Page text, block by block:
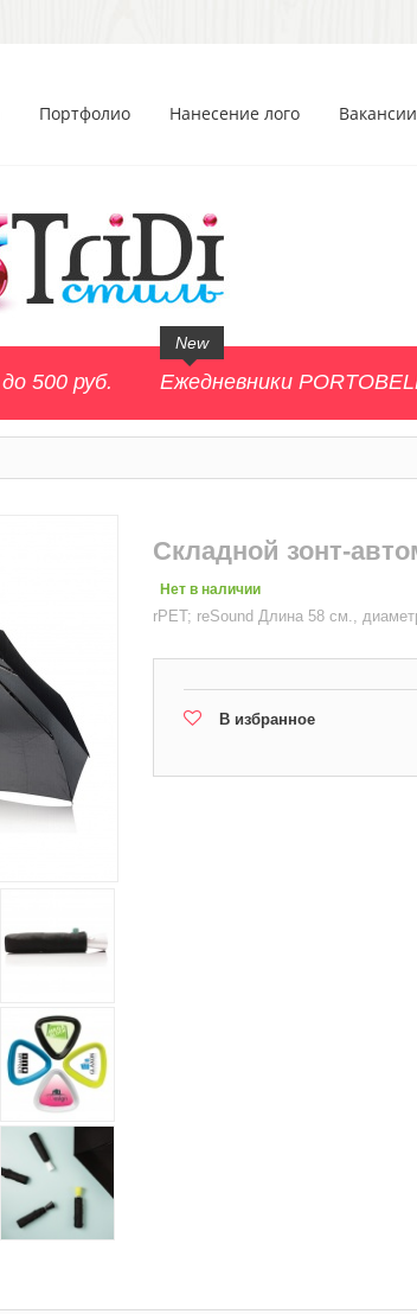
Портфолио Нанесение лого Вакансии
до 500 руб. Ежедневники
New
Складной зонт-
Нет в наличии
rPET; reSound Длина 58 см.,
В избранное